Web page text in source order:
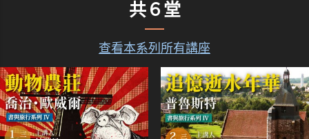
共６堂
查看本系列所有講座